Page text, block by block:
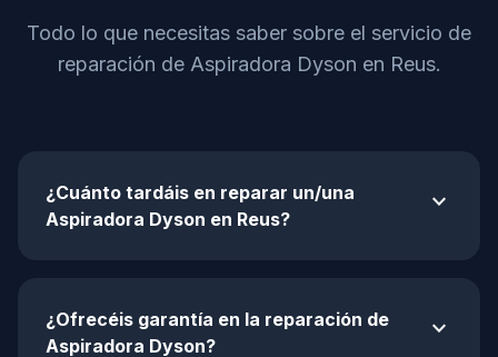
Todo lo que necesitas saber sobre el servicio de
reparación de Aspiradora Dyson en Reus.
¿Cuánto tardáis en reparar un/una
Aspiradora Dyson en Reus?
expand_more
¿Ofrecéis garantía en la reparación de
Aspiradora Dyson?
expand_more